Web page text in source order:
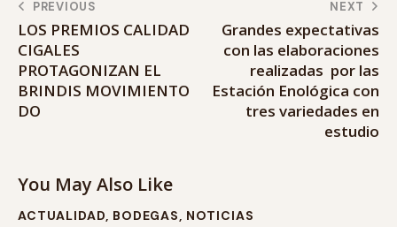
PREVIOUS
LOS PREMIOS CALIDAD
CIGALES
PROTAGONIZAN EL
BRINDIS MOVIMIENTO
DO
NEXT
Grandes expectativas
con las elaboraciones
realizadas por las
Estación Enológica con
tres variedades en
estudio
You May Also Like
ACTUALIDAD, BODEGAS, NOTICIAS